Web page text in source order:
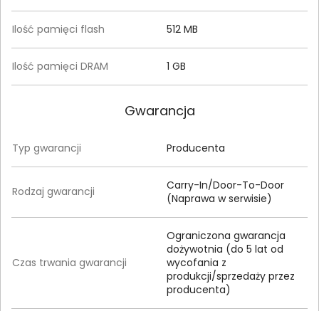
Ilość pamięci flash 512 MB
Ilość pamięci DRAM 1 GB
Gwarancja
Typ gwarancji Producenta
Rodzaj gwarancji
Carry-In/Door-To-Door
(Naprawa w serwisie)
Czas trwania gwarancji
Ograniczona gwarancja
dożywotnia (do 5 lat od
wycofania z
produkcji/sprzedaży przez
producenta)